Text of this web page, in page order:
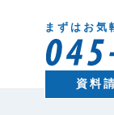
まずはお気
資料